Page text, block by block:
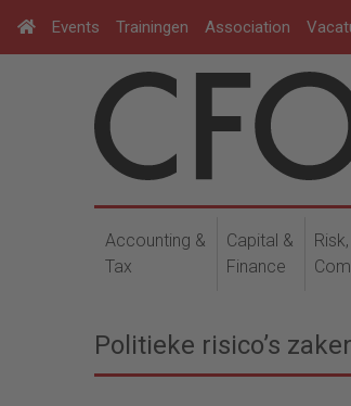
Events Trainingen Association
Accounting &
Tax
Capital &
Finance
Politieke risico’s